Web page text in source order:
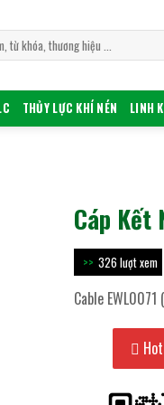
THỦY LỰC KHÍ NÉN LINH
Cáp Kết
326 lượt xem
Cable EWL0071